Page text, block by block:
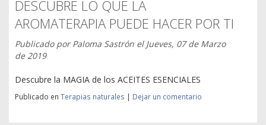
DESCUBRE LO QUE LA
AROMATERAPIA PUEDE HACER POR TI
Publicado porPaloma Sastrón el Jueves, 07 de Marzo
de 2019
Descubre la MAGIA de los ACEITES ESENCIALES
Publicado en Terapias naturales | Dejar un comentario